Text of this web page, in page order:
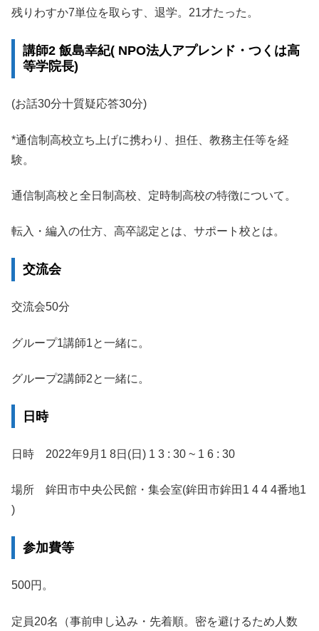
残りわすか7単位を取らす、退学。21才たった。
講師2 飯島幸紀( NPO法人アプレンド・つくは高
等学院長)
(お話30分十質疑応答30分)
*通信制高校立ち上げに携わり、担任、教務主任等を経
験。
通信制高校と全日制高校、定時制高校の特徴について。
転入・編入の仕方、高卒認定とは、サポート校とは。
交流会
交流会50分
グループ1講師1と一緒に。
グループ2講師2と一緒に。
日時
日時 2022年9月1 8日(日) 1 3 : 30 ~ 1 6 : 30
場所 鉾田市中央公民館・集会室(鉾田市鉾田1 4 4 4番地1
)
参加費等
500円。
定員20名（事前申し込み・先着順。密を避けるため人数